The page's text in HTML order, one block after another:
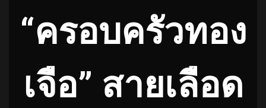
“ครอบครัวทอง
เจือ” สายเลือด